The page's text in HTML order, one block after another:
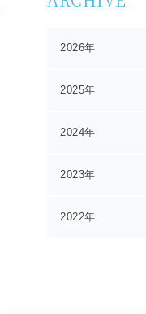
2026年
2025年
2024年
2023年
2022年